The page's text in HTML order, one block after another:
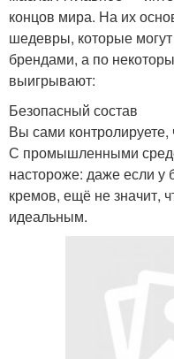
концов мира. На их
шедевры, которые
брендами, а по
выигрывают:
Безопасный состав
Вы сами контролируете,
С промышленными
настороже: даже если у
кремов, ещё не значит,
идеальным.